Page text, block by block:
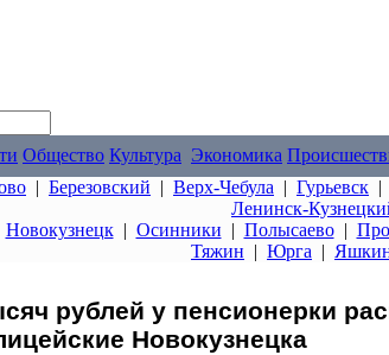
Общество Культура Экономика
| Березовский | Верх-Чебула | Гурьевск |
Ленинск-
Новокузнецк| Осинники | Полысаево|
Тяжин | Юрга |
рублей у пенсионерки
Новокузнецка